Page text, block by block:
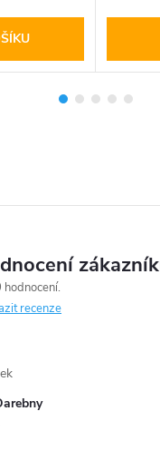
hodnocení
recenze